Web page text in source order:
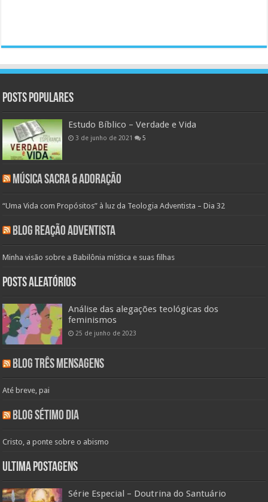
Posts populares
Estudo Bíblico – Verdade e Vida
3 de junho de 2021 5
Música Sacra & Adoração
“Uma Vida com Propósitos” à luz da Teologia Adventista – Dia 32
Blog Reação Adventista
Minha visão sobre a Babilônia mística e suas filhas
Posts aleatórios
Análise das alegações teológicas dos
feminismos
25 de junho de 2023
Blog Três Mensagens
Até breve, pai
Blog Sétimo Dia
Cristo, a ponte sobre o abismo
Ultima Postagens
Série Especial – Doutrina do Santuário